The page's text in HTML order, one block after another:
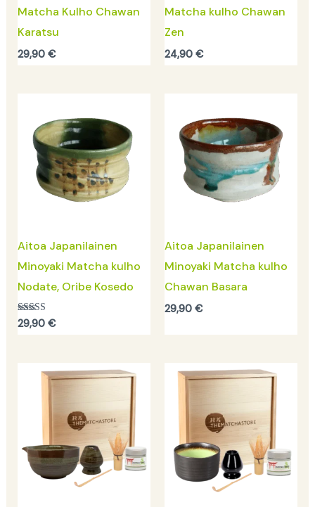
Matcha Kulho Chawan
Karatsu
29,90 €
Matcha kulho Chawan
Zen
24,90 €
Aitoa Japanilainen
Minoyaki Matcha kulho
Nodate, Oribe Kosedo
Arvostelu
tuotteesta:
29,90 €
Aitoa Japanilainen
Minoyaki Matcha kulho
Chawan Basara
29,90 €